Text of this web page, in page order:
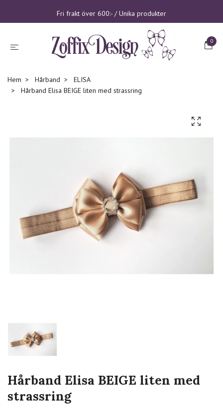
Fri frakt över 600:- / Unika produkter
0
Hem Hårband
ELISA
Hårband Elisa BEIGE liten med strassring
Hårband Elisa BEIGE liten med
strassring